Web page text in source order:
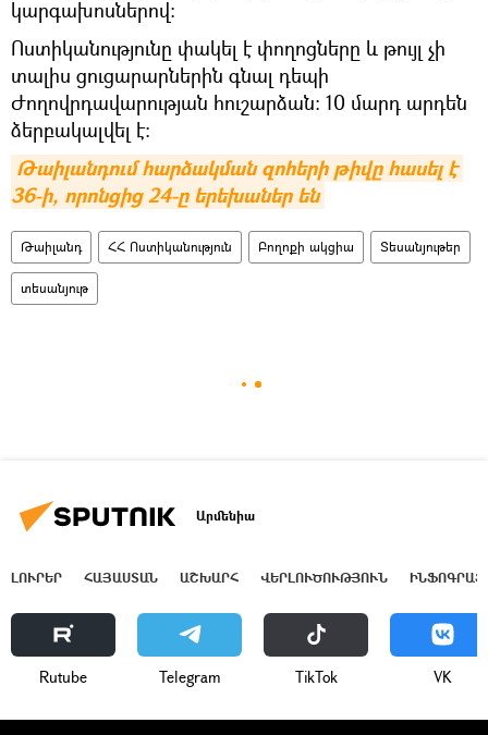
կարգախոսներով։
Ոստիկանությունը փակել է փողոցները և թույլ չի
տալիս ցուցարարներին գնալ դեպի
Ժողովրդավարության հուշարձան։ 10 մարդ արդեն
ձերբակալվել է։
Թաիլանդում հարձակման զոհերի թիվը հասել է
36-ի, որոնցից 24-ը երեխաներ են
Թաիլանդ ՀՀ Ոստիկանություն Բողոքի ակցիա Տեսանյութեր
տեսանյութ
Արմենիա
ԼՈՒՐԵՐ ՀԱՅԱՍՏԱՆ ԱՇԽԱՐՀ ՎԵՐԼՈՒԾՈՒԹՅՈՒՆ
Rutube Telegram ТikТоk VK